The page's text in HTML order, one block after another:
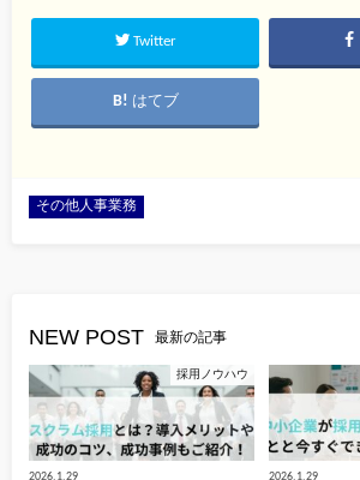
Twitter
はてブ
その他人事業務
NEW POST 最新の記事
採用ノウハウ
2026.1.29 2026.1.29